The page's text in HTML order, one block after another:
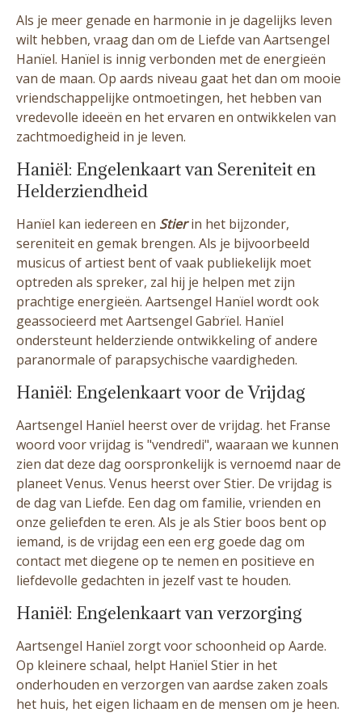
Als je meer genade en harmonie in je dagelijks leven
wilt hebben, vraag dan om de Liefde van Aartsengel
Hanïel. Hanïel is innig verbonden met de energieën
van de maan. Op aards niveau gaat het dan om mooie
vriendschappelijke ontmoetingen, het hebben van
vredevolle ideeën en het ervaren en ontwikkelen van
zachtmoedigheid in je leven.
Haniël: Engelenkaart van Sereniteit en
Helderziendheid
Hanïel kan iedereen en Stierin het bijzonder,
sereniteit en gemak brengen. Als je bijvoorbeeld
musicus of artiest bent of vaak publiekelijk moet
optreden als spreker, zal hij je helpen met zijn
prachtige energieën. Aartsengel Hanïel wordt ook
geassocieerd met Aartsengel Gabrïel. Hanïel
ondersteunt helderziende ontwikkeling of andere
paranormale of parapsychische vaardigheden.
Haniël: Engelenkaart voor de Vrijdag
Aartsengel Hanïel heerst over de vrijdag. het Franse
woord voor vrijdag is "vendredi", waaraan we kunnen
zien dat deze dag oorspronkelijk is vernoemd naar de
planeet Venus. Venus heerst over Stier. De vrijdag is
de dag van Liefde. Een dag om familie, vrienden en
onze geliefden te eren. Als je als Stier boos bent op
iemand, is de vrijdag een een erg goede dag om
contact met diegene op te nemen en positieve en
liefdevolle gedachten in jezelf vast te houden.
Haniël: Engelenkaart van verzorging
Aartsengel Hanïel zorgt voor schoonheid op Aarde.
Op kleinere schaal, helpt Hanïel Stier in het
onderhouden en verzorgen van aardse zaken zoals
het huis, het eigen lichaam en de mensen om je heen.